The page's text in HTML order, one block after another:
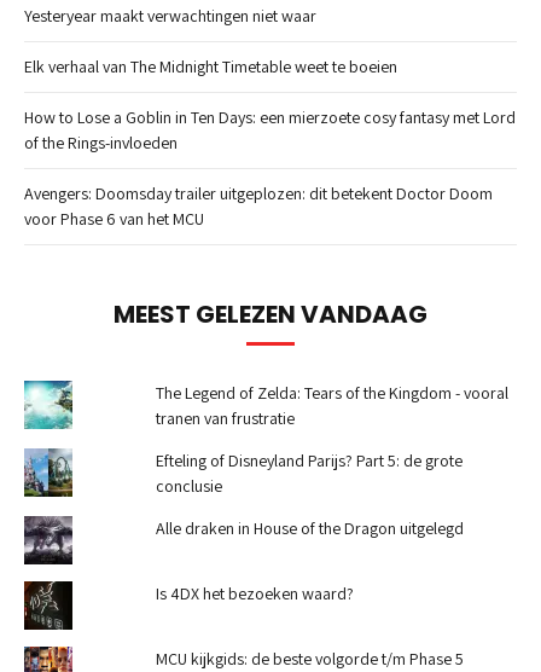
Yesteryear maakt verwachtingen niet waar
Elk verhaal van The Midnight Timetable weet te boeien
How to Lose a Goblin in Ten Days: een mierzoete cosy fantasy met Lord
of the Rings-invloeden
Avengers: Doomsday trailer uitgeplozen: dit betekent Doctor Doom
voor Phase 6 van het MCU
MEEST GELEZEN VANDAAG
The Legend of Zelda: Tears of the Kingdom - vooral
tranen van frustratie
Efteling of Disneyland Parijs? Part 5: de grote
conclusie
Alle draken in House of the Dragon uitgelegd
Is 4DX het bezoeken waard?
MCU kijkgids: de beste volgorde t/m Phase 5